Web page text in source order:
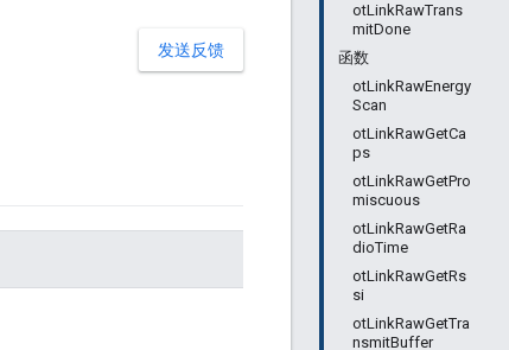
otLinkRawTrans
mitDone
函数
otLinkRawEnergy
Scan
otLinkRawGetCa
ps
otLinkRawGetPro
miscuous
otLinkRawGetRa
dioTime
otLinkRawGetRs
si
otLinkRawGetTra
nsmitBuffer
发送反馈